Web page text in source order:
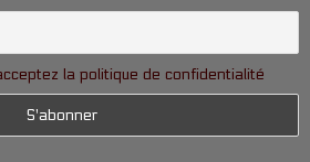
la politique de confidentialité